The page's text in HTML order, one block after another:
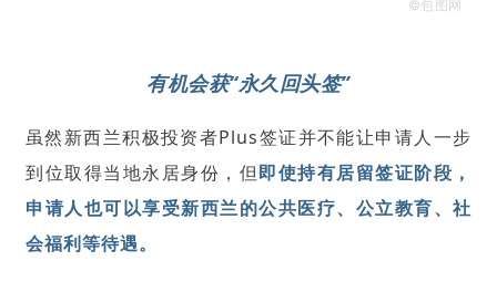
©包图网
有机会获“永久回头签”
虽然新西兰积极投资者Plus签证并不能让申请人一步
到位取得当地永居身份，但即使持有居留签证阶段，
申请人也可以享受新西兰的公共医疗、公立教育、社
会福利等待遇。